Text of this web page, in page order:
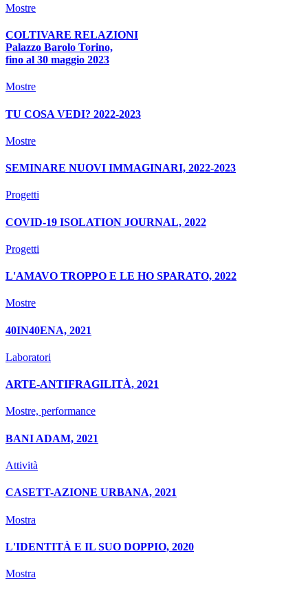
Mostre
COLTIVARE RELAZIONI
Palazzo Barolo Torino,
fino al 30 maggio 2023
Mostre
TU COSA VEDI? 2022-2023
Mostre
SEMINARE NUOVI IMMAGINARI, 2022-2023
Progetti
COVID-19 ISOLATION JOURNAL, 2022
Progetti
L'AMAVO TROPPO E LE HO SPARATO, 2022
Mostre
40IN40ENA, 2021
Laboratori
ARTE-ANTIFRAGILITÀ, 2021
Mostre, performance
BANI ADAM, 2021
Attività
CASETT-AZIONE URBANA, 2021
Mostra
L'IDENTITÀ E IL SUO DOPPIO, 2020
Mostra